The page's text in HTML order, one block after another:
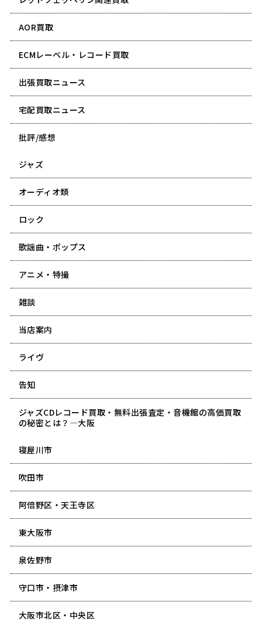
AOR買取
ECMレーベル・レコード買取
出張買取ニュース
宅配買取ニュース
批評/感想
ジャズ
オーディオ類
ロック
歌謡曲・ポップス
アニメ・特撮
雑談
当店案内
ライヴ
告知
ジャズCDレコード買取・無料出張査定・音機館の高価買取
の秘密とは？―大阪
寝屋川市
吹田市
阿倍野区・天王寺区
東大阪市
泉佐野市
守口市・摂津市
大阪市北区・中央区